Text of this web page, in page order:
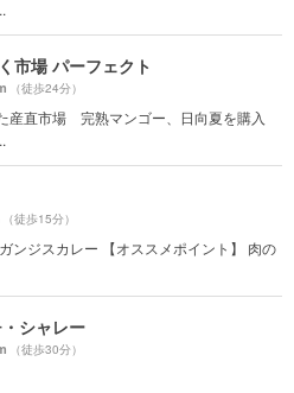
市場 パーフェクト
（徒歩24分）
産直市場 完熟マンゴー、日向夏を購入
（徒歩15分）
ンジスカレー 【オススメポイント】 肉の
シャレー
（徒歩30分）